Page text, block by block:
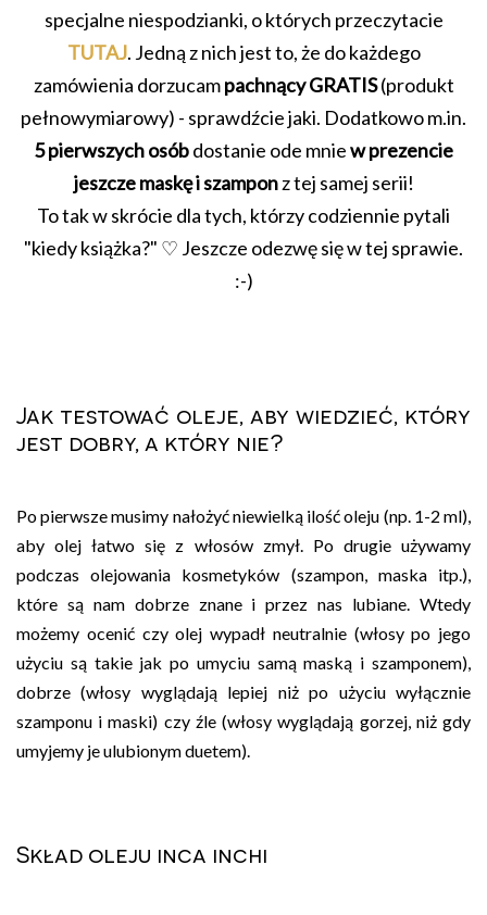
specjalne niespodzianki, o których przeczytacie
TUTAJ. Jedną z nich jest to, że do każdego
zamówienia dorzucampachnący GRATIS(produkt
pełnowymiarowy) - sprawdźcie jaki. Dodatkowo m.in.
5pierwszych osóbdostanie ode mniew prezencie
jeszcze maskę i szamponz tej samej serii!
To tak w skrócie dla tych, którzy codziennie pytali
"kiedy książka?" ♡ Jeszcze odezwę się w tej sprawie.
:-)
Jak testować oleje, aby wiedzieć, który
jest dobry, a który nie?
Po pierwsze musimy nałożyć niewielką ilość oleju (np. 1-2 ml),
aby olej łatwo się z włosów zmył. Po drugie używamy
podczas olejowania kosmetyków (szampon, maska itp.),
które są nam dobrze znane i przez nas lubiane. Wtedy
możemy ocenić czy olej wypadł neutralnie (włosy po jego
użyciu są takie jak po umyciu samą maską i szamponem),
dobrze (włosy wyglądają lepiej niż po użyciu wyłącznie
szamponu i maski) czy źle (włosy wyglądają gorzej, niż gdy
umyjemy je ulubionym duetem).
Skład oleju inca inchi